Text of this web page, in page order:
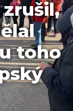
toho